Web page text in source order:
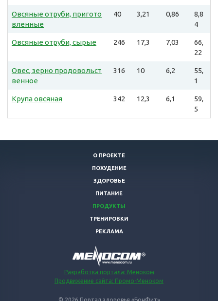
Овсяные отруби, пригото
вленные
40 3,21 0,86
8,8
4
Овсяные отруби, сырые 246 17,3 7,03
66,
22
Овес, зерно продовольст
венное
316 10 6,2
55,
1
Крупа овсяная 342 12,3 6,1
59,
5
О ПРОЕКТЕ
ПОХУДЕНИЕ
ЗДОРОВЬЕ
ПИТАНИЕ
ПРОДУКТЫ
ТРЕНИРОВКИ
РЕКЛАМА
Разработка портала: Меноком
Продвижение сайта: Промо-Меноком